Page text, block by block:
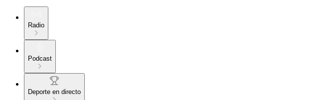
Radio
Podcast
Deporte en directo